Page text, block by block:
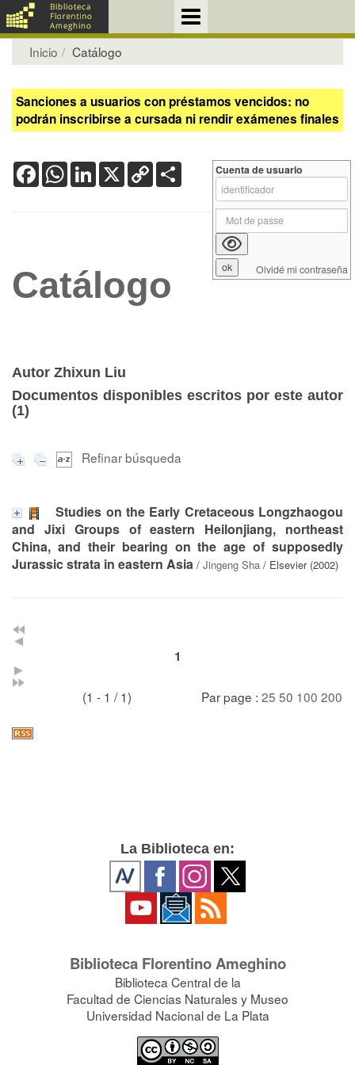
Inicio Catálogo
Sanciones a usuarios con préstamos vencidos: no
podrán inscribirse a cursada ni rendir exámenes finales
FacebookWhatsApp
LinkedIn
X Copy
Link
Catálogo
Autor Zhixun Liu
Documentos disponibles escritos por este autor
(1)
Refinar búsqueda
Studies on the Early Cretaceous Longzhaogou
and Jixi Groups of eastern Heilonjiang, northeast
China, and their bearing on the age of supposedly
Jurassic strata in eastern Asia / Jingeng Sha / Elsevier (2002)
1
(1 - 1 / 1) Par page : 25 50 100 200
Cuenta de usuario
Olvidé mi contraseña
La Biblioteca en:
Biblioteca Florentino Ameghino
Biblioteca Central de la
Facultad de Ciencias Naturales y Museo
Universidad Nacional de La Plata